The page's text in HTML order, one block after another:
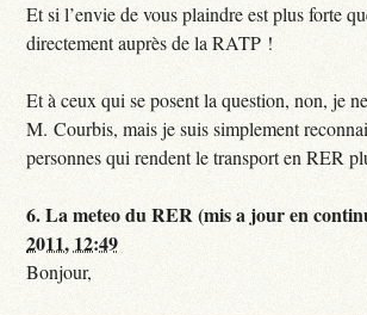
Et si l’envie de vous plaindre est plus forte
directement auprès de la RATP !
Et à ceux qui se posent la question, non, je
M. Courbis, mais je suis simplement
personnes qui rendent le transport en RER
6.La meteo du RER (mis a jour en
2011, 12:49
Bonjour,